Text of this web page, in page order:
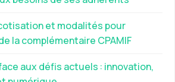
et modalités pour
la complémentaire CPAMIF
face aux défis actuels : innovation,